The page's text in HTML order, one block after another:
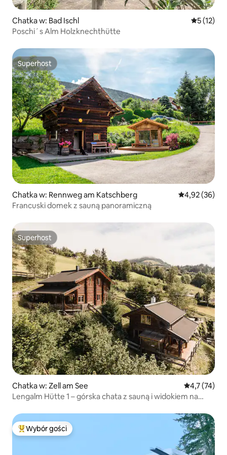
Chatka w: Bad Ischl Średnia
5 (12)
Poschi´s Alm Holzknechthütte
Superhost
Superhost
Chatka w: Rennweg am Katschberg Średnia
4,92 (36)
Francuski domek z sauną panoramiczną
Superhost
Superhost
Chatka w: Zell am See Średnia
4,7 (74)
Lengalm Hütte 1 – górska chata z sauną i widokiem na
Najpopularniejsze z kategorii Wybór gości
Wybór gości